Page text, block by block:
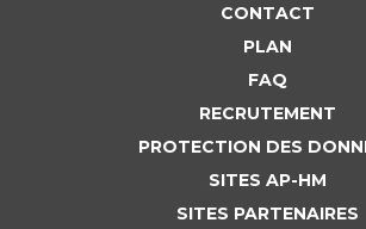
Nos indicateurs qualité et de sécurité
Liste des marchés conclus
CONTACT
PLAN
FAQ
RECRUTEMENT
PROTECTION DES
SITES AP-HM
SITES PARTENAIRES